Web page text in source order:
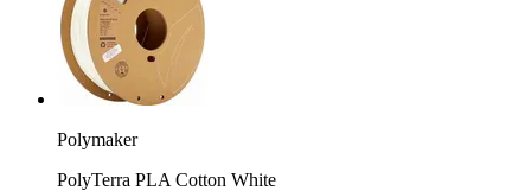
Polymaker
PolyTerra PLA Cotton White